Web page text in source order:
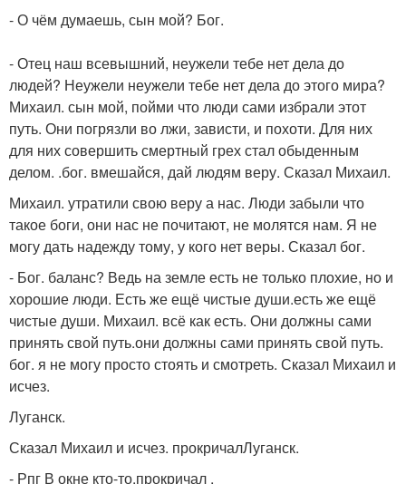
- О чём думаешь, сын мой? Бог.
- Отец наш всевышний, неужели тебе нет дела до
людей? Неужели неужели тебе нет дела до этого мира?
Михаил. сын мой, пойми что люди сами избрали этот
путь. Они погрязли во лжи, зависти, и похоти. Для них
для них совершить смертный грех стал обыденным
делом. .бог. вмешайся, дай людям веру. Сказал Михаил.
Михаил. утратили свою веру а нас. Люди забыли что
такое боги, они нас не почитают, не молятся нам. Я не
могу дать надежду тому, у кого нет веры. Сказал бог.
- Бог. баланс? Ведь на земле есть не только плохие, но и
хорошие люди. Есть же ещё чистые души.есть же ещё
чистые души. Михаил. всё как есть. Они должны сами
принять свой путь.они должны сами принять свой путь.
бог. я не могу просто стоять и смотреть. Сказал Михаил и
исчез.
Луганск.
Сказал Михаил и исчез. прокричалЛуганск.
- Рпг В окне кто-то.прокричал .